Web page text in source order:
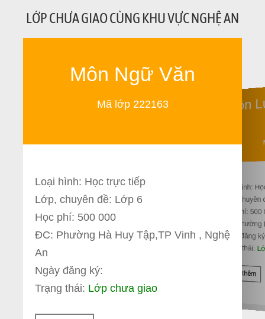
LỚP CHƯA GIAO CÙNG KHU VỰC NGHỆ AN
Môn Ngữ Văn
Mã lớp 222163
Loại hình: Học trực tiếp
Lớp, chuyên đề: Lớp 6
Học phí: 500 000
ĐC: Phường Hà Huy Tập,TP Vinh , Nghệ
An
Ngày đăng ký:
Trạng thái: Lớp chưa giao
Loại hình:
Lớp,
Học phí: 500
ĐC:
Ngày đăng
Trạng thái:
Xem thêm